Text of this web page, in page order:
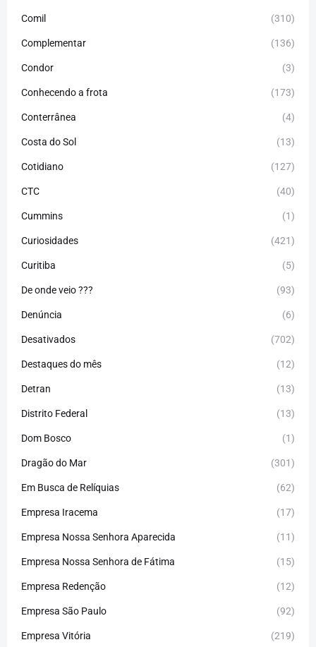
Comil (310)
Complementar (136)
Condor (3)
Conhecendo a frota (173)
Conterrânea (4)
Costa do Sol (13)
Cotidiano (127)
CTC (40)
Cummins (1)
Curiosidades (421)
Curitiba (5)
De onde veio ??? (93)
Denúncia (6)
Desativados (702)
Destaques do mês (12)
Detran (13)
Distrito Federal (13)
Dom Bosco (1)
Dragão do Mar (301)
Em Busca de Relíquias (62)
Empresa Iracema (17)
Empresa Nossa Senhora Aparecida (11)
Empresa Nossa Senhora de Fátima (15)
Empresa Redenção (12)
Empresa São Paulo (92)
Empresa Vitória (219)